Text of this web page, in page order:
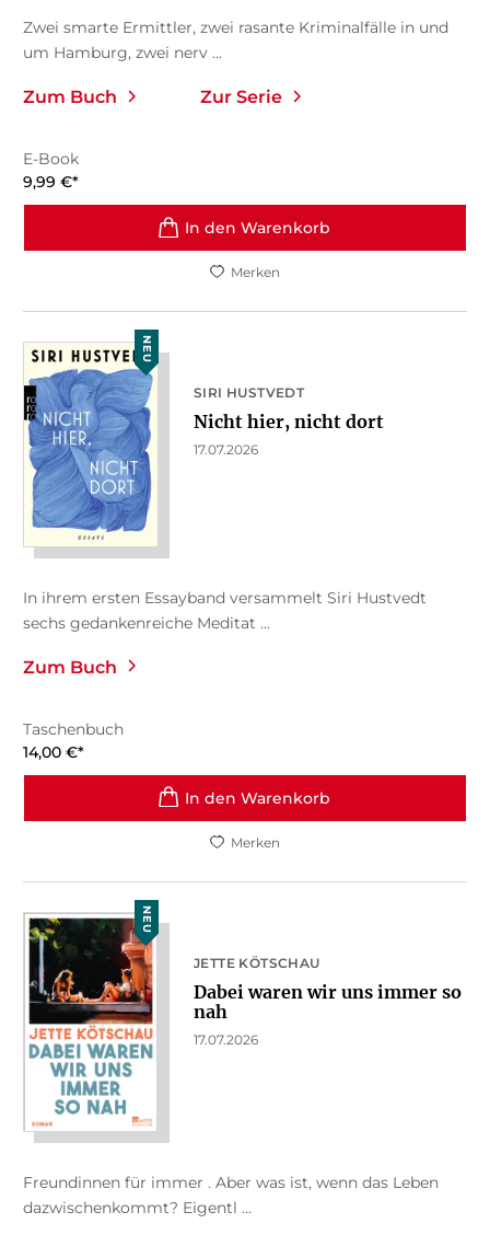
Zwei smarte Ermittler, zwei rasante Kriminalfälle in und
um Hamburg, zwei nerv ...
Zum Buch Zur Serie
E-Book
9,99 €*
In den Warenkorb
Merken
NEU
SIRI HUSTVEDT
Nicht hier, nicht dort
17.07.2026
In ihrem ersten Essayband versammelt Siri Hustvedt
sechs gedankenreiche Meditat ...
Zum Buch
Taschenbuch
14,00 €*
In den Warenkorb
Merken
NEU
JETTE KÖTSCHAU
Dabei waren wir uns immer so
nah
17.07.2026
Freundinnen für immer . Aber was ist, wenn das Leben
dazwischenkommt? Eigentl ...